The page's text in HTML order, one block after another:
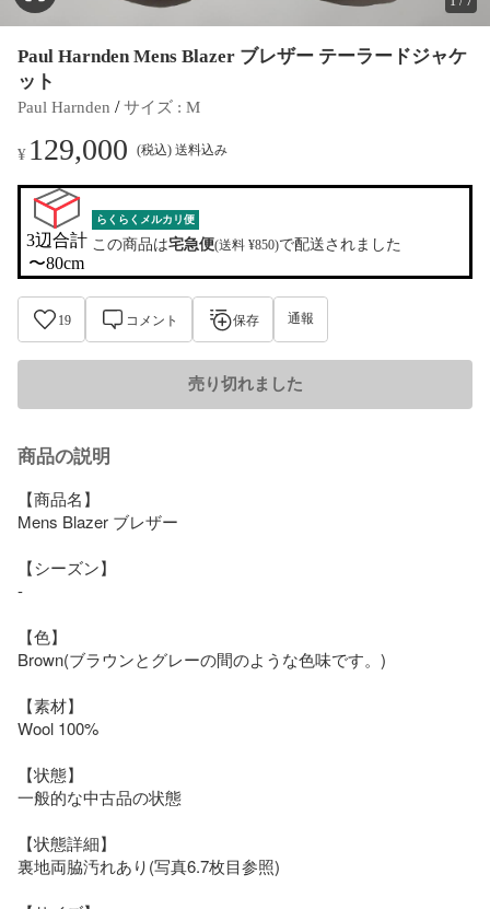
Paul Harnden Mens Blazer ブレザー テーラードジャケ
ット
Paul Harnden / サイズ : M
¥ 129,000 (税込) 送料込み
3辺合計
〜80cm
らくらくメルカリ便
この商品は宅急便(送料 ¥850)で配送されました
19 コメント 保存 通報
売り切れました
商品の説明
【商品名】
Mens Blazer ブレザー
【シーズン】
-
【色】
Brown(ブラウンとグレーの間のような色味です。)
【素材】
Wool 100%
【状態】
一般的な中古品の状態
【状態詳細】
裏地両脇汚れあり(写真6.7枚目参照)